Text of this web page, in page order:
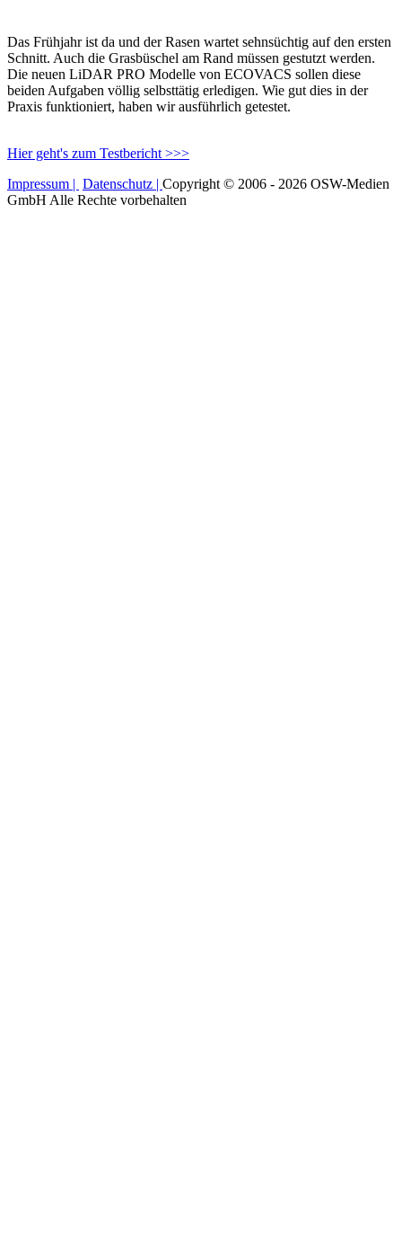
Das Frühjahr ist da und der Rasen wartet sehnsüchtig auf den ersten
Schnitt. Auch die Grasbüschel am Rand müssen gestutzt werden.
Die neuen LiDAR PRO Modelle von ECOVACS sollen diese
beiden Aufgaben völlig selbsttätig erledigen. Wie gut dies in der
Praxis funktioniert, haben wir ausführlich getestet.
Hier geht's zum Testbericht >>>
Impressum | Datenschutz | Copyright © 2006 - 2026 OSW-Medien
GmbH Alle Rechte vorbehalten